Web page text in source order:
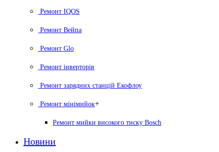
Ремонт IQOS
Ремонт Вейпа
Ремонт Glo
Ремонт інверторів
Ремонт зарядних станцій Екофлоу
Ремонт мiнiмийок+
Ремонт мийки високого тиску Bosch
Новини